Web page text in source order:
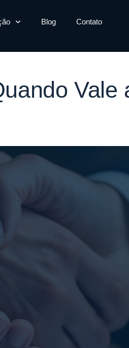
Blog Contato
Vale